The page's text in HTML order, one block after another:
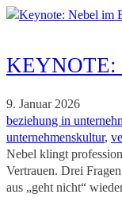
KEYNOTE:
9. Januar 2026
beziehung in
unternehmenskultur,
Nebel klingt
Vertrauen. Drei
aus „geht nicht“